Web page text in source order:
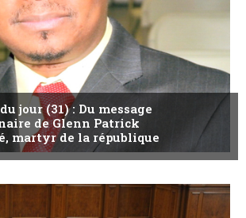
jour (31) : Du message
de Glenn Patrick
martyr de la république